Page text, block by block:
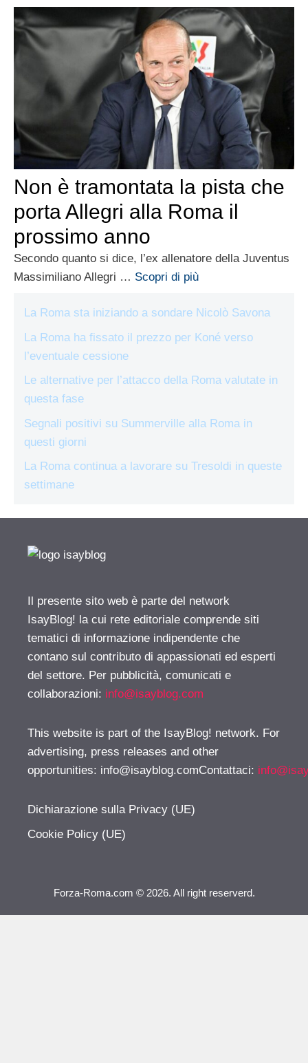
Non è tramontata la pista che
porta Allegri alla Roma il
prossimo anno
Secondo quanto si dice, l’ex allenatore della Juventus
Massimiliano Allegri … Scopri di più
La Roma sta iniziando a sondare Nicolò Savona
La Roma ha fissato il prezzo per Koné verso
l’eventuale cessione
Le alternative per l’attacco della Roma valutate in
questa fase
Segnali positivi su Summerville alla Roma in
questi giorni
La Roma continua a lavorare su Tresoldi in queste
settimane
Il presente sito web è parte del network
IsayBlog! la cui rete editoriale comprende siti
tematici di informazione indipendente che
contano sul contributo di appassionati ed esperti
del settore. Per pubblicità, comunicati e
collaborazioni: info@isayblog.com
This website is part of the IsayBlog! network. For
advertising, press releases and other
opportunities: info@isayblog.comContattaci:
Dichiarazione sulla Privacy (UE)
Cookie Policy (UE)
Forza-Roma.com © 2026. All right reserverd.